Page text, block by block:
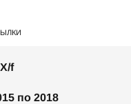
f
по 2018